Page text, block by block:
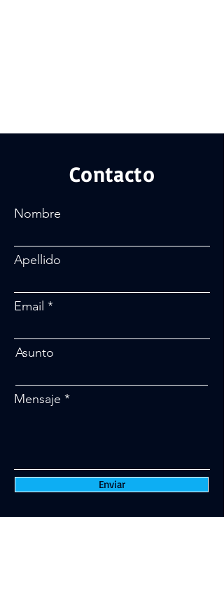
Contacto
Nombre
Apellido
Email
Asunto
Mensaje
Enviar